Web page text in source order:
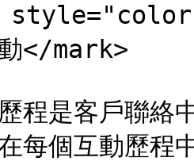
</mark>
程是客戶聯絡
每個互動歷程